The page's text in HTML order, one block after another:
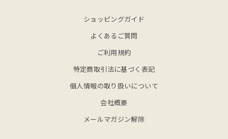
ショッピングガイド
よくあるご質問
ご利用規約
特定商取引法に基づく表記
個人情報の取り扱いについて
会社概要
メールマガジン解除